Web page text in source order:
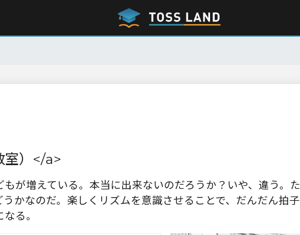
室）</a>
が増えている。本当に出来ないのだろうか？いや、違う。た
かなのだ。楽しくリズムを意識させることで、だんだん拍子
る。